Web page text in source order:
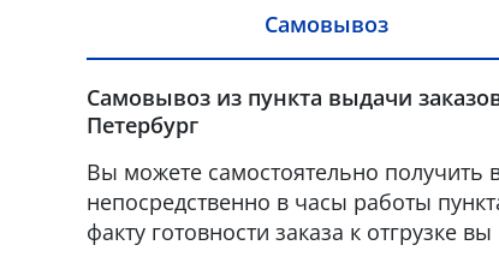
Самовывоз
Самовывоз из пункта выдачи
Петербург
Вы можете самостоятельно получить
непосредственно в часы работы
факту готовности заказа к отгрузке